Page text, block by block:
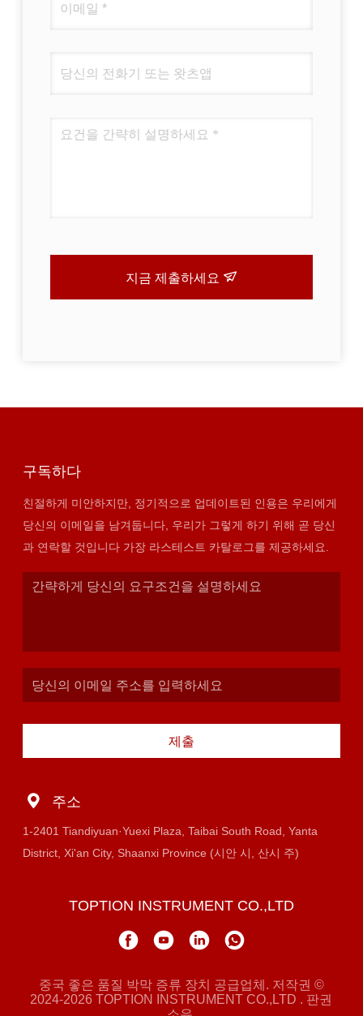
지금 제출하세요
구독하다
친절하게 미안하지만, 정기적으로 업데이트된 인용은 우리에게
당신의 이메일을 남겨둡니다, 우리가 그렇게 하기 위해 곧 당신
과 연락할 것입니다 가장 라스테스트 카탈로그를 제공하세요.
제출
주소
1-2401 Tiandiyuan·Yuexi Plaza, Taibai South Road, Yanta
District, Xi'an City, Shaanxi Province (시안 시, 산시 주)
TOPTION INSTRUMENT CO.,LTD
중국 좋은 품질 박막 증류 장치 공급업체. 저작권 ©
2024-2026 TOPTION INSTRUMENT CO.,LTD . 판권